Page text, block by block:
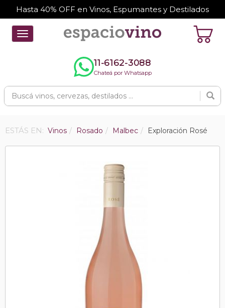
Hasta 40% OFF en Vinos, Espumantes y Destilados
Toggle
navigation
11-6162-3088
Chateá por Whatsapp
ESTÁS EN: Vinos Rosado Malbec Exploración Rosé